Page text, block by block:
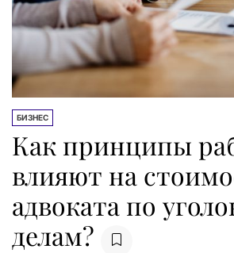
БИЗНЕС
Как принципы
влияют на
адвоката по
делам?